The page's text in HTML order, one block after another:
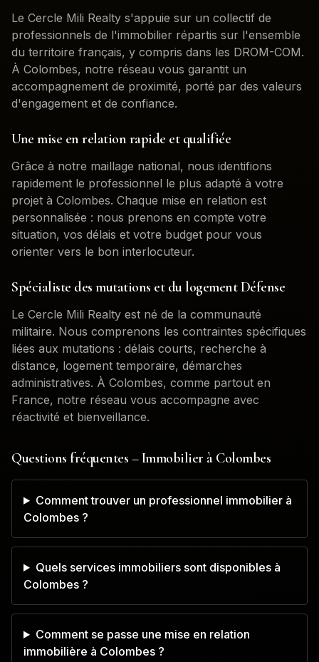
Le Cercle Mili Realty s'appuie sur un collectif de
professionnels de l'immobilier répartis sur l'ensemble
du territoire français, y compris dans les DROM-COM.
À Colombes, notre réseau vous garantit un
accompagnement de proximité, porté par des valeurs
d'engagement et de confiance.
Une mise en relation rapide et qualifiée
Grâce à notre maillage national, nous identifions
rapidement le professionnel le plus adapté à votre
projet à Colombes. Chaque mise en relation est
personnalisée : nous prenons en compte votre
situation, vos délais et votre budget pour vous
orienter vers le bon interlocuteur.
Spécialiste des mutations et du logement Défense
Le Cercle Mili Realty est né de la communauté
militaire. Nous comprenons les contraintes spécifiques
liées aux mutations : délais courts, recherche à
distance, logement temporaire, démarches
administratives. À Colombes, comme partout en
France, notre réseau vous accompagne avec
réactivité et bienveillance.
Questions fréquentes – Immobilier à Colombes
Comment trouver un professionnel immobilier à
Colombes ?
Quels services immobiliers sont disponibles à
Colombes ?
Comment se passe une mise en relation
immobilière à Colombes ?